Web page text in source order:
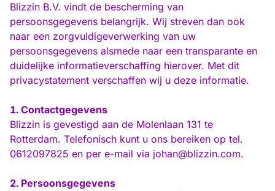
Blizzin B.V. vindt de bescherming van
persoonsgegevens belangrijk. Wij streven dan ook
naar een zorgvuldigeverwerking van uw
persoonsgegevens alsmede naar een transparante en
duidelijke informatieverschaffing hierover. Met dit
privacystatement verschaffen wij u deze informatie.
Contactgegevens
Blizzin is gevestigd aan de Molenlaan 131 te
Rotterdam. Telefonisch kunt u ons bereiken op tel.
0612097825 en per e-mail via johan@blizzin.com.
Persoonsgegevens